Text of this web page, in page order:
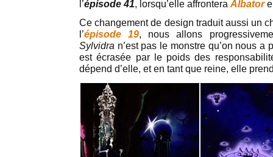
l’épisode 41, lorsqu’elle affrontera Albator
Ce changement de design traduit aussi un
l’épisode 19, nous allons
Sylvidra n’est pas le monstre qu’on nous a
est écrasée par le poids des
dépend d’elle, et en tant que reine, elle